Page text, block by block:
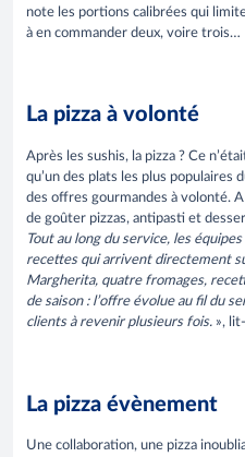
note les portions calibrées qui
à en commander deux, voire trois…
La pizza à volonté
Après les sushis, la pizza ? Ce
qu’un des plats les plus populaires
des offres gourmandes à volonté.
de goûter pizzas, antipasti et
Tout au long du service, les
recettes qui arrivent directement
Margherita, quatre fromages,
de saison : l’offre évolue au fil du
clients à revenir plusieurs fois. »,
La pizza évènement
Une collaboration, une pizza